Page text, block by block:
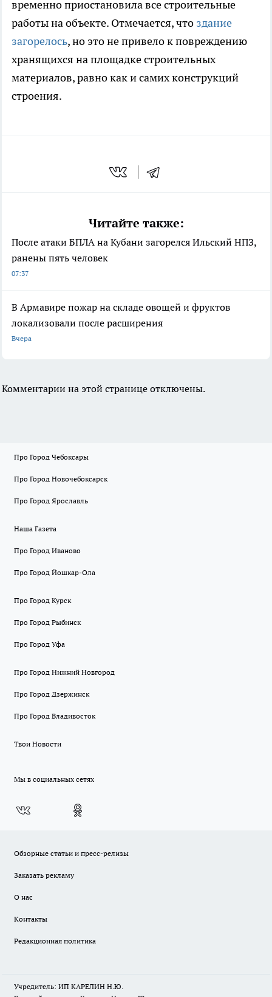
временно приостановила все строительные
работы на объекте. Отмечается, что здание
загорелось, но это не привело к повреждению
хранящихся на площадке строительных
материалов, равно как и самих конструкций
строения.
Читайте также:
После атаки БПЛА на Кубани загорелся Ильский НПЗ,
ранены пять человек
07:37
В Армавире пожар на складе овощей и фруктов
локализовали после расширения
Вчера
Комментарии на этой странице отключены.
Про Город Чебоксары
Про Город Новочебоксарск
Про Город Ярославль
Наша Газета
Про Город Иваново
Про Город Йошкар-Ола
Про Город Курск
Про Город Рыбинск
Про Город Уфа
Про Город Нижний Новгород
Про Город Дзержинск
Про Город Владивосток
Твои Новости
Мы в социальных сетях
Обзорные статьи и пресс-релизы
Заказать рекламу
О нас
Контакты
Редакционная политика
Учредитель: ИП КАРЕЛИН Н.Ю.